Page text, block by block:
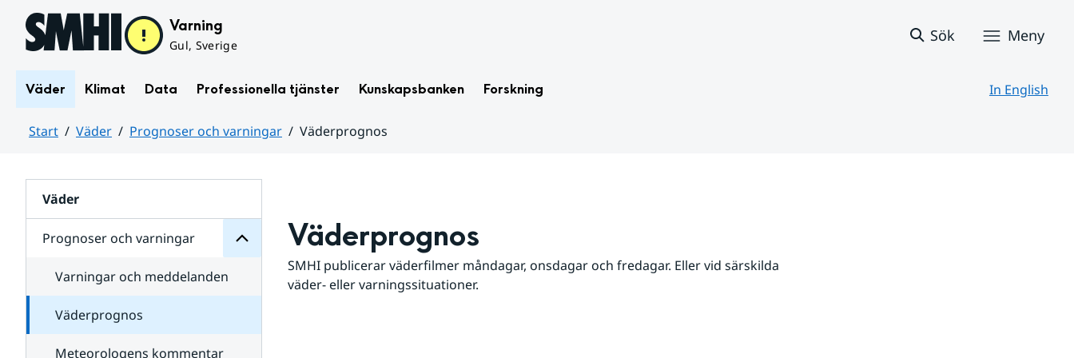
Hoppa till sidans innehåll Varning
Gul, Sverige
Sök Meny
Väder Klimat Data Professionella tjänster Kunskapsbanken Forskning In English
Start Väder Prognoser och varningar
Väderprognos
Väder
Prognoser och varningar
för
varningar
Varningar och meddelanden
Väderprognos
Meteorologens kommentar
Väderprognos
SMHI publicerar väderfilmer måndagar, onsdagar och fredagar. Eller vid särskilda
väder- eller varningssituationer.